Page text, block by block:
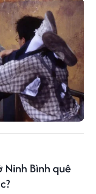
Ninh Bình quê